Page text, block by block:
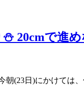
20cmで進
朝(23日)にかけては